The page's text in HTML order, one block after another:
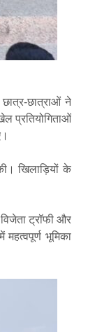
छात्र-छात्राओं ने
प्रतियोगिताओं
खिलाड़ियों के
ट्रॉफी और
महत्वपूर्ण भूमिका